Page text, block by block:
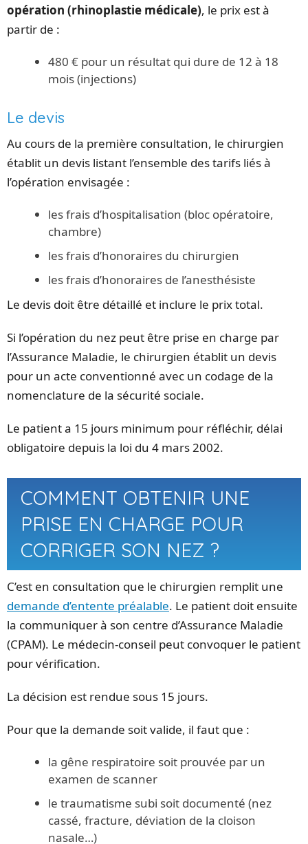
opération (rhinoplastie médicale), le prix est à
partir de :
480 € pour un résultat qui dure de 12 à 18
mois (injections)
Le devis
Au cours de la première consultation, le chirurgien
établit un devis listant l’ensemble des tarifs liés à
l’opération envisagée :
les frais d’hospitalisation (bloc opératoire,
chambre)
les frais d’honoraires du chirurgien
les frais d’honoraires de l’anesthésiste
Le devis doit être détaillé et inclure le prix total.
Si l’opération du nez peut être prise en charge par
l’Assurance Maladie, le chirurgien établit un devis
pour un acte conventionné avec un codage de la
nomenclature de la sécurité sociale.
Le patient a 15 jours minimum pour réfléchir, délai
obligatoire depuis la loi du 4 mars 2002.
COMMENT OBTENIR UNE
PRISE EN CHARGE POUR
CORRIGER SON NEZ ?
C’est en consultation que le chirurgien remplit une
demande d’entente préalable. Le patient doit ensuite
la communiquer à son centre d’Assurance Maladie
(CPAM). Le médecin-conseil peut convoquer le patient
pour vérification.
La décision est rendue sous 15 jours.
Pour que la demande soit valide, il faut que :
la gêne respiratoire soit prouvée par un
examen de scanner
le traumatisme subi soit documenté (nez
cassé, fracture, déviation de la cloison
nasale…)